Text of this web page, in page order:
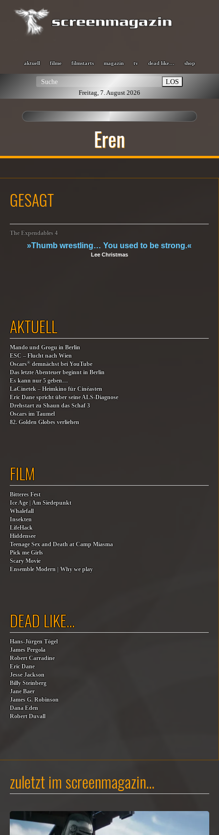
aktuell filme filmstarts magazin tv dead like… shop
LOS
Freitag, 7. August 2026
Eren
GESAGT
The Expendables 4
»Thumb wrestling… You used to be strong.«
Lee Christmas
AKTUELL
Mando und Grogu in Berlin
ESC – Flucht nach Wien
Oscars® demnächst bei YouTube
Das letzte Abenteuer beginnt in Berlin
Es kann nur 5 geben…
LaCinetek – Heimkino für Cinéasten
Eric Dane spricht über seine ALS-Diagnose
Drehstart zu Shaun das Schaf 3
Oscars im Taumel
82. Golden Globes verliehen
FILM
Bitteres Fest
Ice Age | Am Siedepunkt
Whalefall
Insekten
LifeHack
Hiddensee
Teenage Sex and Death at Camp Miasma
Pick me Girls
Scary Movie
Ensemble Modern | Why we play
DEAD LIKE…
Hans-Jürgen Tögel
James Pergola
Robert Carradine
Eric Dane
Jesse Jackson
Billy Steinberg
Jane Baer
James G. Robinson
Dana Eden
Robert Duvall
zuletzt im screenmagazin…